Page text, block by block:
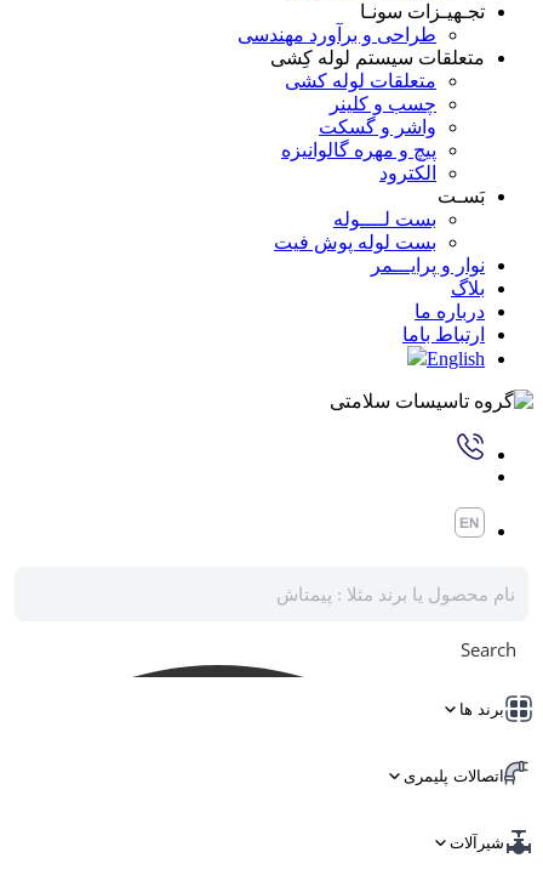
تجـهیـزات سونـا
طراحی و برآورد مهندسی
متعلقات سیستم لوله کِشی
متعلقات لوله کشی
چسب و کلینر
واشر و گسکت
پیچ و مهره گالوانیزه
الکترود
بَسـت
بست لــــوله
بست لوله پوش فیت
نوار و پرایـــمر
بلاگ
درباره ما
ارتباط باما
English
Search
برند ها
اتصالات پلیمری
شیرآلات